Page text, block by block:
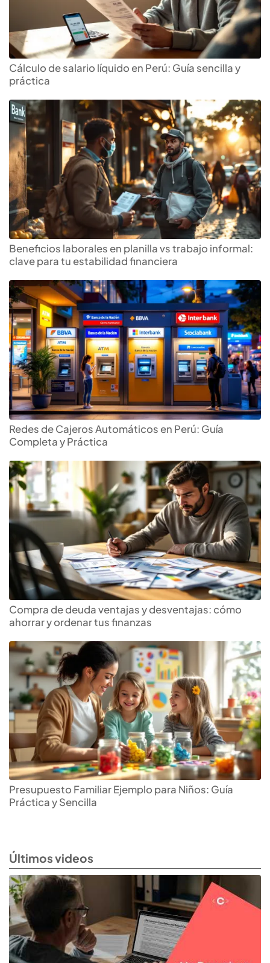
Cálculo de salario líquido en Perú: Guía sencilla y
práctica
Beneficios laborales en planilla vs trabajo informal:
clave para tu estabilidad financiera
Redes de Cajeros Automáticos en Perú: Guía
Completa y Práctica
Compra de deuda ventajas y desventajas: cómo
ahorrar y ordenar tus finanzas
Presupuesto Familiar Ejemplo para Niños: Guía
Práctica y Sencilla
Últimos videos